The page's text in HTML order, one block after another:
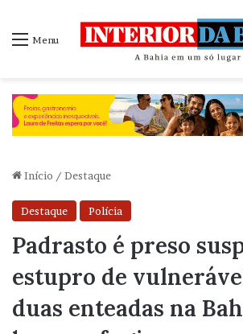
Menu
Início / Destaque
Destaque Polícia
Padrasto é preso
estupro de
duas enteadas na